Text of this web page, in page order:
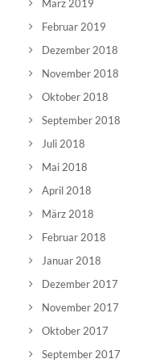
März 2019
Februar 2019
Dezember 2018
November 2018
Oktober 2018
September 2018
Juli 2018
Mai 2018
April 2018
März 2018
Februar 2018
Januar 2018
Dezember 2017
November 2017
Oktober 2017
September 2017